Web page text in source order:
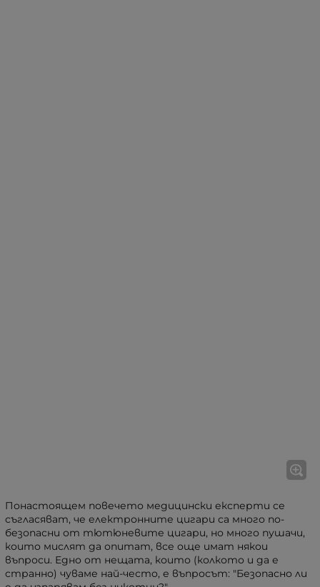
Понастоящем повечето медицински експерти се
съгласяват, че електронните цигари са много по-
безопасни от тютюневите цигари, но много пушачи,
които мислят да опитат, все още имат някои
въпроси. Едно от нещата, които (колкото и да е
странно) чуваме най-често, е въпросът: "Безопасно ли